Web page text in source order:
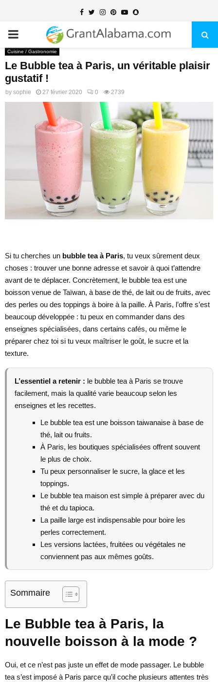
Facebook
TwitterInstagram
PinterestYoutubeSnapchat
PRIMARY
MENU
Cuisine / Gastronomie
Le Bubble tea à Paris, un véritable plaisir
gustatif !
by sophie 27 février 2020 0 2739
Si tu cherches un bubble tea à Paris, tu veux sûrement deux
choses : trouver une bonne adresse et savoir à quoi t’attendre
avant de te déplacer. Concrètement, le bubble tea est une
boisson venue de Taïwan, à base de thé, de lait ou de fruits, avec
des perles ou des toppings à boire à la paille. À Paris, l’offre s’est
beaucoup développée : tu peux en commander dans des
enseignes spécialisées, dans certains cafés, ou même le
préparer chez toi si tu veux maîtriser le goût, le sucre et la
texture.
L’essentiel a retenir : le bubble tea à Paris se trouve
facilement, mais la qualité varie beaucoup selon les
enseignes et les recettes.
Le bubble tea est une boisson taiwanaise à base de
thé, lait ou fruits.
À Paris, les boutiques spécialisées offrent souvent
le plus de choix.
Tu peux personnaliser le sucre, la glace et les
toppings.
Le bubble tea maison est simple à préparer avec du
thé et du tapioca.
La paille large est indispensable pour boire les
perles correctement.
Les versions lactées, fruitées ou végétales ne
conviennent pas aux mêmes goûts.
Sommaire
Le Bubble tea à Paris, la
nouvelle boisson à la mode ?
Oui, et ce n’est pas juste un effet de mode passager. Le bubble
tea s’est imposé à Paris parce qu’il coche plusieurs attentes très